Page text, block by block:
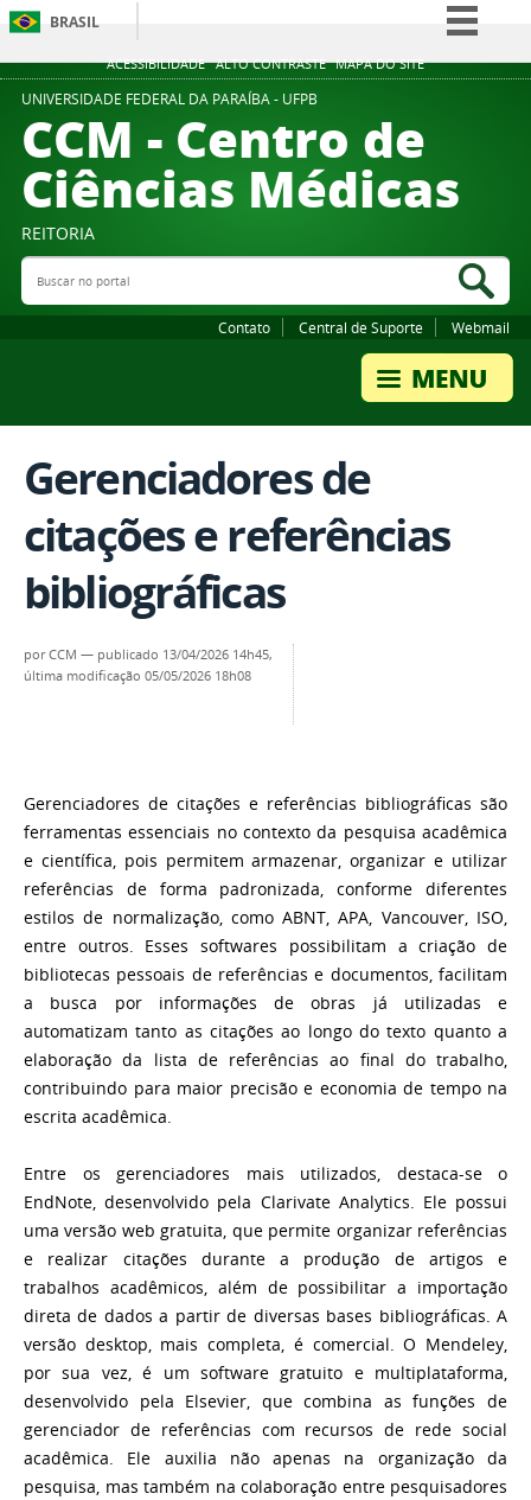
ACESSIBILIDADE ALTO CONTRASTE MAPA DO SITE
BRASIL
Simplifique!
Participe
Acesso à informação
Legislação
UNIVERSIDADE FEDERAL DA PARAÍBA - UFPB
CCM - Centro de
Ciências Médicas
REITORIA
Buscar no portal
Contato Central de Suporte Webmail
Gerenciadores de
citações e referências
bibliográficas
porCCM — publicado 13/04/2026 14h45,
última modificação 05/05/2026 18h08
Gerenciadores de citações e referências bibliográficas são
ferramentas essenciais no contexto da pesquisa acadêmica
e científica, pois permitem armazenar, organizar e utilizar
referências de forma padronizada, conforme diferentes
estilos de normalização, como ABNT, APA, Vancouver, ISO,
entre outros. Esses softwares possibilitam a criação de
bibliotecas pessoais de referências e documentos, facilitam
a busca por informações de obras já utilizadas e
automatizam tanto as citações ao longo do texto quanto a
elaboração da lista de referências ao final do trabalho,
contribuindo para maior precisão e economia de tempo na
escrita acadêmica.
Entre os gerenciadores mais utilizados, destaca-se o
EndNote, desenvolvido pela Clarivate Analytics. Ele possui
uma versão web gratuita, que permite organizar referências
e realizar citações durante a produção de artigos e
trabalhos acadêmicos, além de possibilitar a importação
direta de dados a partir de diversas bases bibliográficas. A
versão desktop, mais completa, é comercial. O Mendeley,
por sua vez, é um software gratuito e multiplataforma,
desenvolvido pela Elsevier, que combina as funções de
gerenciador de referências com recursos de rede social
acadêmica. Ele auxilia não apenas na organização da
pesquisa, mas também na colaboração entre pesquisadores